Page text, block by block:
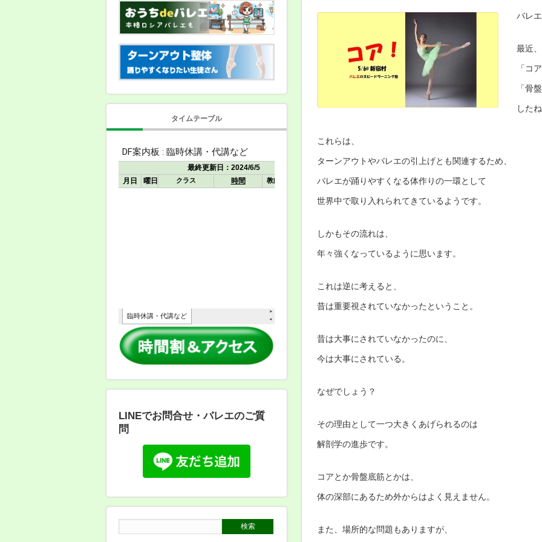
バレ
最近、
「コ
「骨
した
これらは、
ターンアウトやバレエの引上げとも関連するため、
バレエが踊りやすくなる体作りの一環として
世界中で取り入れられてきているようです。
しかもその流れは、
年々強くなっているように思います。
これは逆に考えると、
昔は重要視されていなかったということ。
昔は大事にされていなかったのに、
今は大事にされている。
なぜでしょう？
その理由として一つ大きくあげられるのは
解剖学の進歩です。
コアとか骨盤底筋とかは、
体の深部にあるため外からはよく見えません。
また、場所的な問題もありますが、
タイムテーブル
LINEでお問合せ・バレエのご質
問